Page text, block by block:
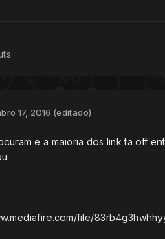
17, 2016 (editado)
e a maioria dos link ta off
file/